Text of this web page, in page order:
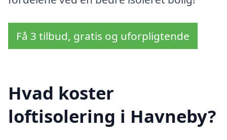
Få 3 tilbud, gratis og uforpligtende
Hvad koster
loftisolering i Havneby?